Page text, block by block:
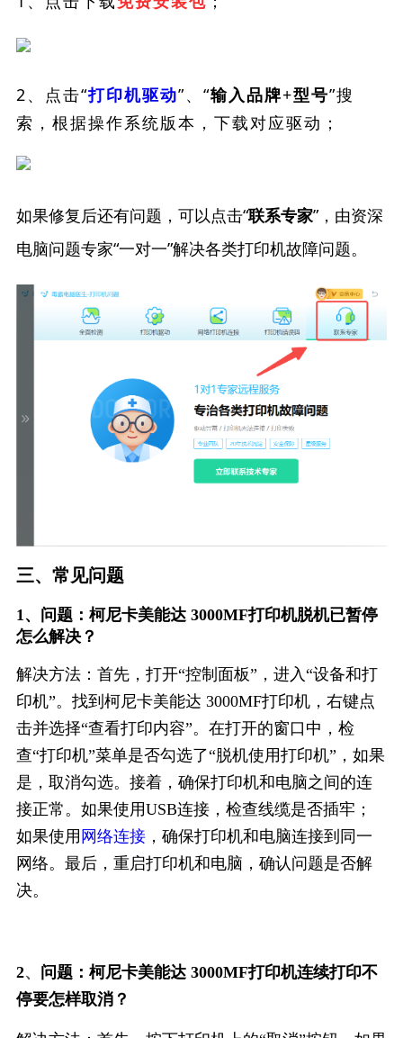
2、点击“打印机驱动”、“输入品牌+型号”搜
索，根据操作系统版本，下载对应驱动；
如果修复后还有问题，可以点击“联系专家”，由资深
电脑问题专家“一对一”解决各类打印机故障问题。
三、常见问题
1、问题：柯尼卡美能达 3000MF打印机脱机已暂停
怎么解决？
解决方法：首先，打开“控制面板”，进入“设备和打
印机”。找到柯尼卡美能达 3000MF打印机，右键点
击并选择“查看打印内容”。在打开的窗口中，检
查“打印机”菜单是否勾选了“脱机使用打印机”，如果
是，取消勾选。接着，确保打印机和电脑之间的连
接正常。如果使用USB连接，检查线缆是否插牢；
如果使用 网络连接，确保打印机和电脑连接到同一
网络。最后，重启打印机和电脑，确认问题是否解
决。
2、
问题：柯尼卡美能达 3000MF打印机连续打印不
停要怎样取消？